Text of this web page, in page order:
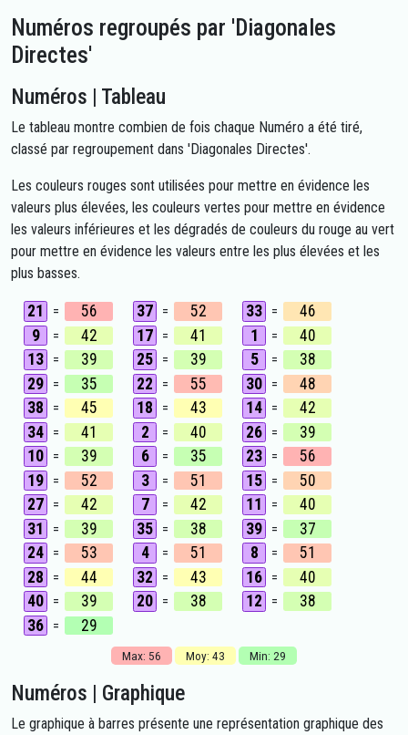
Numéros regroupés par 'Diagonales
Directes'
Numéros | Tableau
Le tableau montre combien de fois chaque Numéro a été tiré,
classé par regroupement dans 'Diagonales Directes'.
Les couleurs rouges sont utilisées pour mettre en évidence les
valeurs plus élevées, les couleurs vertes pour mettre en évidence
les valeurs inférieures et les dégradés de couleurs du rouge au vert
pour mettre en évidence les valeurs entre les plus élevées et les
plus basses.
21 = 56 37 = 52 33 =
46
9
= 42 17 = 41 1 =
40
13 = 39 25 = 39 5 =
38
29 = 35 22 = 55 30 =
48
38
= 45 18 = 43 14 =
42
34 = 41 2 = 40 26 =
39
10 = 39 6 = 35 23 =
56
19 = 52 3 = 51 15 =
50
27 = 42 7 = 42 11 =
40
31
= 39 35 = 38 39 =
37
24 = 53 4 = 51 8 =
51
28
= 44 32 = 43 16 =
40
40 = 39 20 = 38 12 =
38
36 = 29
Max: 56 Moy: 43 Min: 29
Numéros | Graphique
Le graphique à barres présente une représentation graphique des